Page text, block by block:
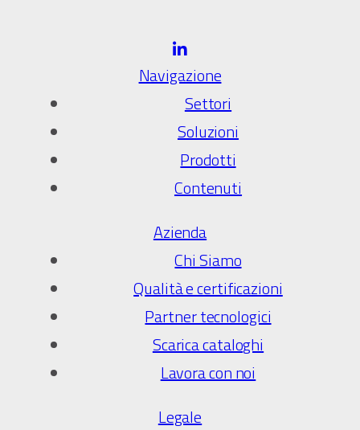
Navigazione
Settori
Soluzioni
Prodotti
Contenuti
Azienda
Chi Siamo
Qualità e certificazioni
Partner tecnologici
Scarica cataloghi
Lavora con noi
Legale